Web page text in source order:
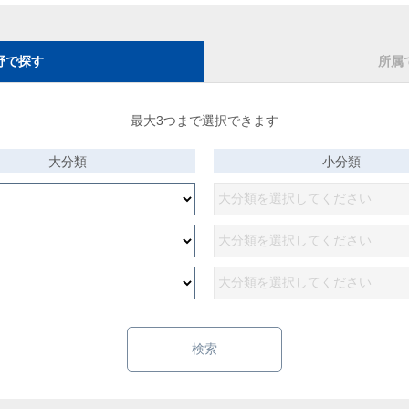
で探す 所属
最大3つまで選択できます
大分類 小分類
検索